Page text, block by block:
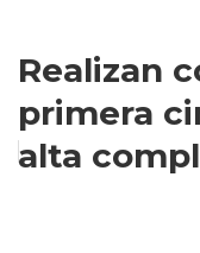
Realizan
primera
alta